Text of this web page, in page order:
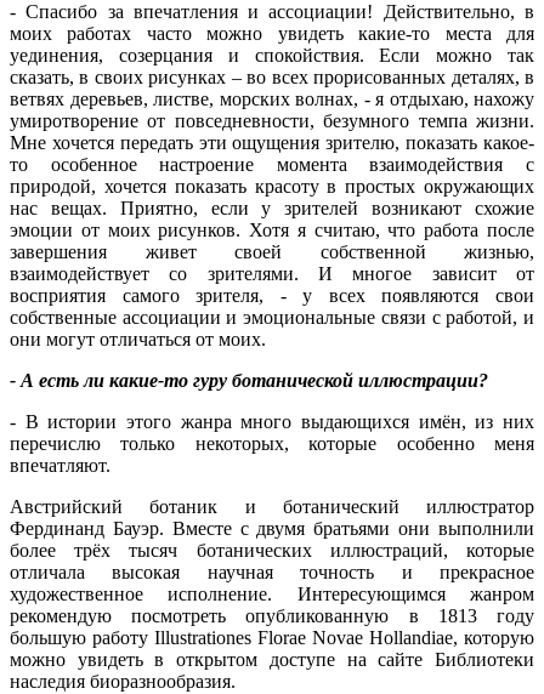
- Спасибо за впечатления и ассоциации! Действительно, в
моих работах часто можно увидеть какие-то места для
уединения, созерцания и спокойствия. Если можно так
сказать, в своих рисунках – во всех прорисованных деталях, в
ветвях деревьев, листве, морских волнах, - я отдыхаю, нахожу
умиротворение от повседневности, безумного темпа жизни.
Мне хочется передать эти ощущения зрителю, показать какое-
то особенное настроение момента взаимодействия с
природой, хочется показать красоту в простых окружающих
нас вещах. Приятно, если у зрителей возникают схожие
эмоции от моих рисунков. Хотя я считаю, что работа после
завершения живет своей собственной жизнью,
взаимодействует со зрителями. И многое зависит от
восприятия самого зрителя, - у всех появляются свои
собственные ассоциации и эмоциональные связи с работой, и
они могут отличаться от моих.
- А есть ли какие-то гуру ботанической иллюстрации?
- В истории этого жанра много выдающихся имён, из них
перечислю только некоторых, которые особенно меня
впечатляют.
Австрийский ботаник и ботанический иллюстратор
Фердинанд Бауэр. Вместе с двумя братьями они выполнили
более трёх тысяч ботанических иллюстраций, которые
отличала высокая научная точность и прекрасное
художественное исполнение. Интересующимся жанром
рекомендую посмотреть опубликованную в 1813 году
большую работу Illustrationes Florae Novae Hollandiae, которую
можно увидеть в открытом доступе на сайте Библиотеки
наследия биоразнообразия.